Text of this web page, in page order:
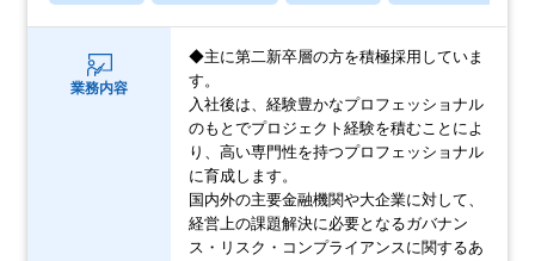
業務内容
◆主に第二新卒層の方を積極採用していま
す。
入社後は、経験豊かなプロフェッショナル
のもとでプロジェクト経験を積むことによ
り、高い専門性を持つプロフェッショナル
に育成します。
国内外の主要金融機関や大企業に対して、
経営上の課題解決に必要となるガバナン
ス・リスク・コンプライアンスに関するあ